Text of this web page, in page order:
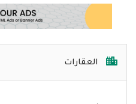
العقارات